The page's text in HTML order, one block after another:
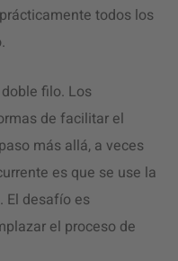
todos los
filo. Los
de facilitar el
más allá, a veces
es que se use la
El desafío es
el proceso de